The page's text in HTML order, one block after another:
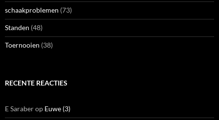
schaakproblemen (73)
Standen (48)
Toernooien (38)
RECENTE REACTIES
E Saraberop Euwe (3)